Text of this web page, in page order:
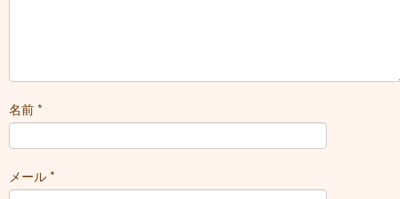
名前 *
メール *